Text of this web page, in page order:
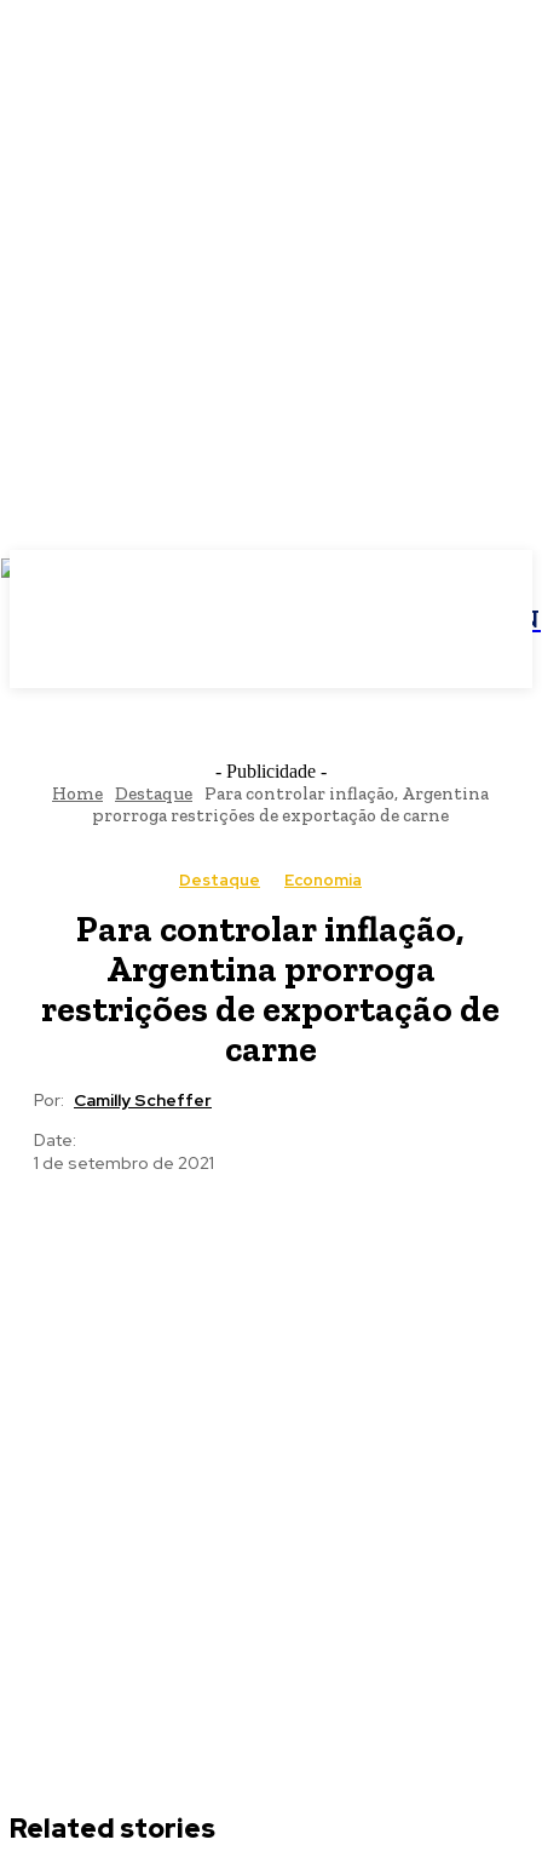
JBN
- Publicidade -
Home Destaque
Para controlar inflação, Argentina
prorroga restrições de exportação de carne
Destaque Economia
Para controlar inflação,
Argentina prorroga
restrições de exportação de
carne
Por: Camilly Scheffer
Date:
1 de setembro de 2021
Related stories